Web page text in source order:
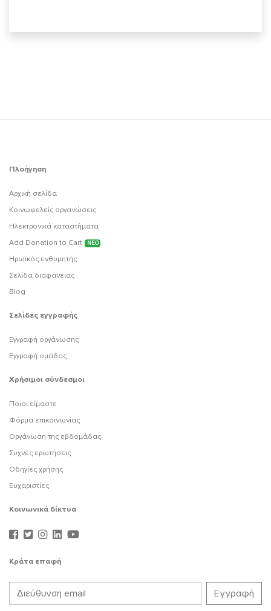
Πλοήγηση
Αρχική σελίδα
Κοινωφελείς οργανώσεις
Ηλεκτρονικά καταστήματα
Add Donation to Cart
ΝΕΟ
Ηρωικός ενθυμητής
Σελίδα διαφάνειας
Blog
Σελίδες εγγραφής
Εγγραφή οργάνωσης
Εγγραφή ομάδας
Χρήσιμοι σύνδεσμοι
Ποιοι είμαστε
Φόρμα επικοινωνίας
Οργάνωση της εβδομάδας
Συχνές ερωτήσεις
Οδηγίες χρήσης
Ευχαριστίες
Κοινωνικά δίκτυα
Κράτα επαφή